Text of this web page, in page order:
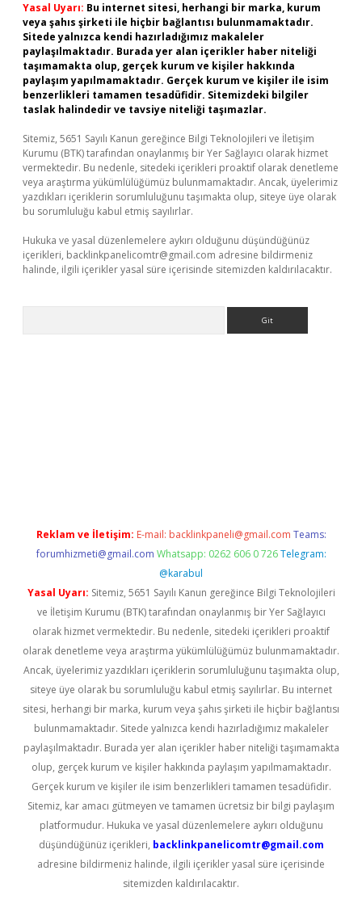
Yasal Uyarı: Bu internet sitesi, herhangi bir marka, kurum
veya şahıs şirketi ile hiçbir bağlantısı bulunmamaktadır.
Sitede yalnızca kendi hazırladığımız makaleler
paylaşılmaktadır. Burada yer alan içerikler haber niteliği
taşımamakta olup, gerçek kurum ve kişiler hakkında
paylaşım yapılmamaktadır. Gerçek kurum ve kişiler ile isim
benzerlikleri tamamen tesadüfidir. Sitemizdeki bilgiler
taslak halindedir ve tavsiye niteliği taşımazlar.
Sitemiz, 5651 Sayılı Kanun gereğince Bilgi Teknolojileri ve İletişim
Kurumu (BTK) tarafından onaylanmış bir Yer Sağlayıcı olarak hizmet
vermektedir. Bu nedenle, sitedeki içerikleri proaktif olarak denetleme
veya araştırma yükümlülüğümüz bulunmamaktadır. Ancak, üyelerimiz
yazdıkları içeriklerin sorumluluğunu taşımakta olup, siteye üye olarak
bu sorumluluğu kabul etmiş sayılırlar.
Hukuka ve yasal düzenlemelere aykırı olduğunu düşündüğünüz
içerikleri, backlinkpanelicomtr@gmail.com adresine bildirmeniz
halinde, ilgili içerikler yasal süre içerisinde sitemizden kaldırılacaktır.
Reklam ve İletişim: E-mail: backlinkpaneli@gmail.com Teams:
forumhizmeti@gmail.com Whatsapp: 0262 606 0 726 Telegram:
@karabul
Yasal Uyarı: Sitemiz, 5651 Sayılı Kanun gereğince Bilgi Teknolojileri
ve İletişim Kurumu (BTK) tarafından onaylanmış bir Yer Sağlayıcı
olarak hizmet vermektedir. Bu nedenle, sitedeki içerikleri proaktif
olarak denetleme veya araştırma yükümlülüğümüz bulunmamaktadır.
Ancak, üyelerimiz yazdıkları içeriklerin sorumluluğunu taşımakta olup,
siteye üye olarak bu sorumluluğu kabul etmiş sayılırlar. Bu internet
sitesi, herhangi bir marka, kurum veya şahıs şirketi ile hiçbir bağlantısı
bulunmamaktadır. Sitede yalnızca kendi hazırladığımız makaleler
paylaşılmaktadır. Burada yer alan içerikler haber niteliği taşımamakta
olup, gerçek kurum ve kişiler hakkında paylaşım yapılmamaktadır.
Gerçek kurum ve kişiler ile isim benzerlikleri tamamen tesadüfidir.
Sitemiz, kar amacı gütmeyen ve tamamen ücretsiz bir bilgi paylaşım
platformudur. Hukuka ve yasal düzenlemelere aykırı olduğunu
düşündüğünüz içerikleri, backlinkpanelicomtr@gmail.com
adresine bildirmeniz halinde, ilgili içerikler yasal süre içerisinde
sitemizden kaldırılacaktır.